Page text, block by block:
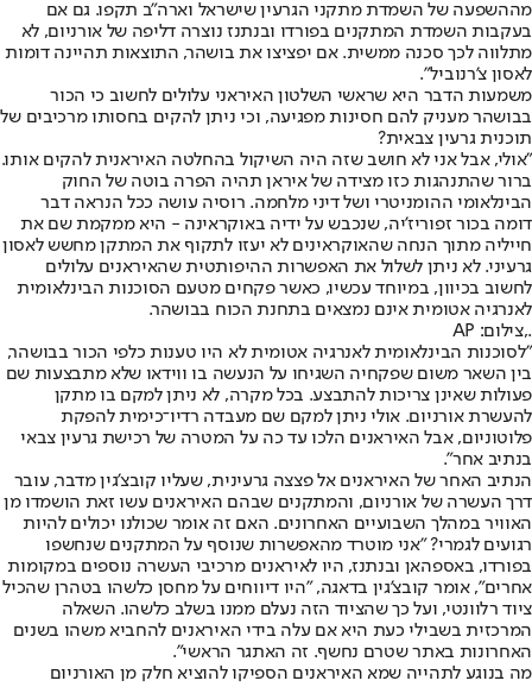
מההשפעה של השמדת מתקני הגרעין שישראל וארה"ב תקפו. גם אם
בעקבות השמדת המתקנים בפורדו ובנתנז נוצרה דליפה של אורניום, לא
מתלווה לכך סכנה ממשית. אם יפציצו את בושהר, התוצאות תהיינה דומות
לאסון צ'רנוביל".
משמעות הדבר היא שראשי השלטון האיראני עלולים לחשוב כי הכור
בבושהר מעניק להם חסינות מפגיעה, וכי ניתן להקים בחסותו מרכיבים של
תוכנית גרעין צבאית?
"אולי, אבל אני לא חושב שזה היה השיקול בהחלטה האיראנית להקים אותו.
ברור שהתנהגות כזו מצידה של איראן תהיה הפרה בוטה של החוק
הבינלאומי ההומניטרי ושל דיני מלחמה. רוסיה עושה ככל הנראה דבר
דומה בכור זפוריז'יה, שנכבש על ידיה באוקראינה - היא ממקמת שם את
חייליה מתוך הנחה שהאוקראינים לא יעזו לתקוף את המתקן מחשש לאסון
גרעיני. לא ניתן לשלול את האפשרות ההיפותטית שהאיראנים עלולים
לחשוב בכיוון, במיוחד עכשיו, כאשר פקחים מטעם הסוכנות הבינלאומית
לאנרגיה אטומית אינם נמצאים בתחנת הכוח בבושהר.
.,צילום: AP
"לסוכנות הבינלאומית לאנרגיה אטומית לא היו טענות כלפי הכור בבושהר,
בין השאר משום שפקחיה השגיחו על הנעשה בו ווידאו שלא מתבצעות שם
פעולות שאינן צריכות להתבצע. בכל מקרה, לא ניתן למקם בו מתקן
להעשרת אורניום. אולי ניתן למקם שם מעבדה רדיו־כימית להפקת
פלוטוניום, אבל האיראנים הלכו עד כה על המטרה של רכישת גרעין צבאי
בנתיב אחר".
הנתיב האחר של האיראנים אל פצצה גרעינית, שעליו קובצ'גין מדבר, עובר
דרך העשרה של אורניום, והמתקנים שבהם האיראנים עשו זאת הושמדו מן
האוויר במהלך השבועיים האחרונים. האם זה אומר שכולנו יכולים להיות
רגועים לגמרי? "אני מוטרד מהאפשרות שנוסף על המתקנים שנחשפו
בפורדו, באספהאן ובנתנז, היו לאיראנים מרכיבי העשרה נוספים במקומות
אחרים", אומר קובצ'גין בדאגה, "היו דיווחים על מחסן כלשהו בטהרן שהכיל
ציוד רלוונטי, ועל כך שהציוד הזה נעלם ממנו בשלב כלשהו. השאלה
המרכזית בשבילי כעת היא אם עלה בידי האיראנים להחביא משהו בשנים
האחרונות באתר שטרם נחשף. זה האתגר הראשי".
מה בנוגע לתהייה שמא האיראנים הספיקו להוציא חלק מן האורניום